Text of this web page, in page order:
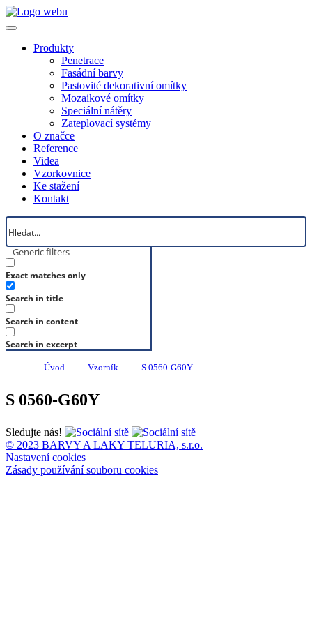
Produkty
Penetrace
Fasádní barvy
Pastovité dekorativní omítky
Mozaikové omítky
Speciální nátěry
Zateplovací systémy
O značce
Reference
Videa
Vzorkovnice
Ke stažení
Kontakt
Generic filters
Exact matches only
Search in title
Search in content
Search in excerpt
Úvod Vzorník S 0560-G60Y
S 0560-G60Y
Sledujte nás!
© 2023 BARVY A LAKY TELURIA, s.r.o.
Nastavení cookies
Zásady používání souboru cookies